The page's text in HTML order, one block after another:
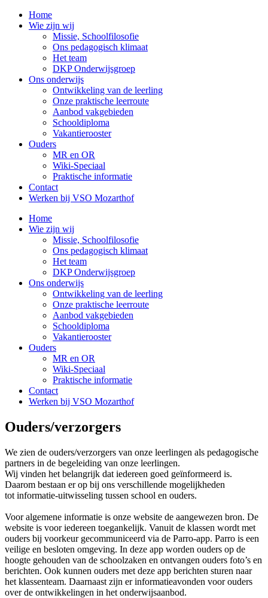
Home
Wie zijn wij
Missie, Schoolfilosofie
Ons pedagogisch klimaat
Het team
DKP Onderwijsgroep
Ons onderwijs
Ontwikkeling van de leerling
Onze praktische leerroute
Aanbod vakgebieden
Schooldiploma
Vakantierooster
Ouders
MR en OR
Wiki-Speciaal
Praktische informatie
Contact
Werken bij VSO Mozarthof
Home
Wie zijn wij
Missie, Schoolfilosofie
Ons pedagogisch klimaat
Het team
DKP Onderwijsgroep
Ons onderwijs
Ontwikkeling van de leerling
Onze praktische leerroute
Aanbod vakgebieden
Schooldiploma
Vakantierooster
Ouders
MR en OR
Wiki-Speciaal
Praktische informatie
Contact
Werken bij VSO Mozarthof
Ouders/verzorgers
We zien de ouders/verzorgers van onze leerlingen als pedagogische
partners in de begeleiding van onze leerlingen.
Wij vinden het belangrijk dat iedereen goed geïnformeerd is.
Daarom bestaan er op bij ons verschillende mogelijkheden
tot informatie-uitwisseling tussen school en ouders.
Voor algemene informatie is onze website de aangewezen bron. De
website is voor iedereen toegankelijk. Vanuit de klassen wordt met
ouders bij voorkeur gecommuniceerd via de Parro-app. Parro is een
veilige en besloten omgeving. In deze app worden ouders op de
hoogte gehouden van de schoolzaken en ontvangen ouders foto’s en
berichten. Ook kunnen ouders met deze app berichten sturen naar
het klassenteam. Daarnaast zijn er informatieavonden voor ouders
over de ontwikkelingen in het onderwijsaanbod.